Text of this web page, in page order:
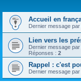
Accueil en
Dernier message par
Lien vers les
Dernier message par
Réponses : 2
Rappel : c'est
Dernier message par